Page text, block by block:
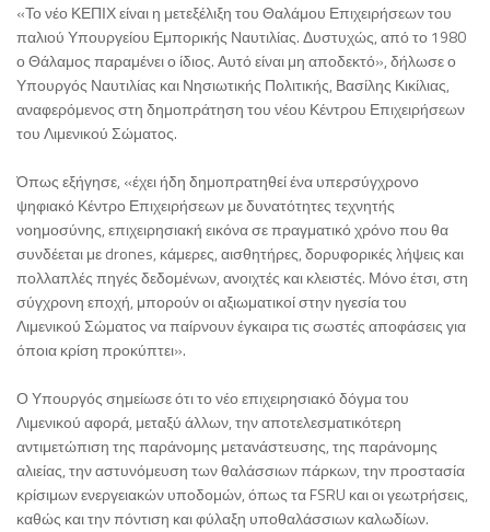
«Το νέο ΚΕΠΙΧ είναι η μετεξέλιξη του Θαλάμου Επιχειρήσεων του
παλιού Υπουργείου Εμπορικής Ναυτιλίας. Δυστυχώς, από το 1980
ο Θάλαμος παραμένει ο ίδιος. Αυτό είναι μη αποδεκτό», δήλωσε ο
Υπουργός Ναυτιλίας και Νησιωτικής Πολιτικής, Βασίλης Κικίλιας,
αναφερόμενος στη δημοπράτηση του νέου Κέντρου Επιχειρήσεων
του Λιμενικού Σώματος.
Όπως εξήγησε, «έχει ήδη δημοπρατηθεί ένα υπερσύγχρονο
ψηφιακό Κέντρο Επιχειρήσεων με δυνατότητες τεχνητής
νοημοσύνης, επιχειρησιακή εικόνα σε πραγματικό χρόνο που θα
συνδέεται με drones, κάμερες, αισθητήρες, δορυφορικές λήψεις και
πολλαπλές πηγές δεδομένων, ανοιχτές και κλειστές. Μόνο έτσι, στη
σύγχρονη εποχή, μπορούν οι αξιωματικοί στην ηγεσία του
Λιμενικού Σώματος να παίρνουν έγκαιρα τις σωστές αποφάσεις για
όποια κρίση προκύπτει».
Ο Υπουργός σημείωσε ότι το νέο επιχειρησιακό δόγμα του
Λιμενικού αφορά, μεταξύ άλλων, την αποτελεσματικότερη
αντιμετώπιση της παράνομης μετανάστευσης, της παράνομης
αλιείας, την αστυνόμευση των θαλάσσιων πάρκων, την προστασία
κρίσιμων ενεργειακών υποδομών, όπως τα FSRU και οι γεωτρήσεις,
καθώς και την πόντιση και φύλαξη υποθαλάσσιων καλωδίων.